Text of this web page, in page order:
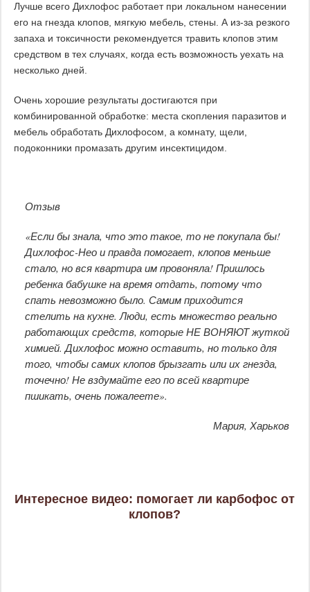
Лучше всего Дихлофос работает при локальном нанесении
его на гнезда клопов, мягкую мебель, стены. А из-за резкого
запаха и токсичности рекомендуется травить клопов этим
средством в тех случаях, когда есть возможность уехать на
несколько дней.
Очень хорошие результаты достигаются при
комбинированной обработке: места скопления паразитов и
мебель обработать Дихлофосом, а комнату, щели,
подоконники промазать другим инсектицидом.
Отзыв
«Если бы знала, что это такое, то не покупала бы!
Дихлофос-Нео и правда помогает, клопов меньше
стало, но вся квартира им провоняла! Пришлось
ребенка бабушке на время отдать, потому что
спать невозможно было. Самим приходится
стелить на кухне. Люди, есть множество реально
работающих средств, которые НЕ ВОНЯЮТ жуткой
химией. Дихлофос можно оставить, но только для
того, чтобы самих клопов брызгать или их гнезда,
точечно! Не вздумайте его по всей квартире
пшикать, очень пожалеете».
Мария, Харьков
Интересное видео: помогает ли карбофос от
клопов?